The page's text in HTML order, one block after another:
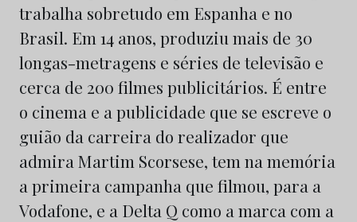
trabalha sobretudo em Espanha e no
Brasil. Em 14 anos, produziu mais de 30
longas-metragens e séries de televisão e
cerca de 200 filmes publicitários. É entre
o cinema e a publicidade que se escreve o
guião da carreira do realizador que
admira Martim Scorsese, tem na memória
a primeira campanha que filmou, para a
Vodafone, e a Delta Q como a marca com a